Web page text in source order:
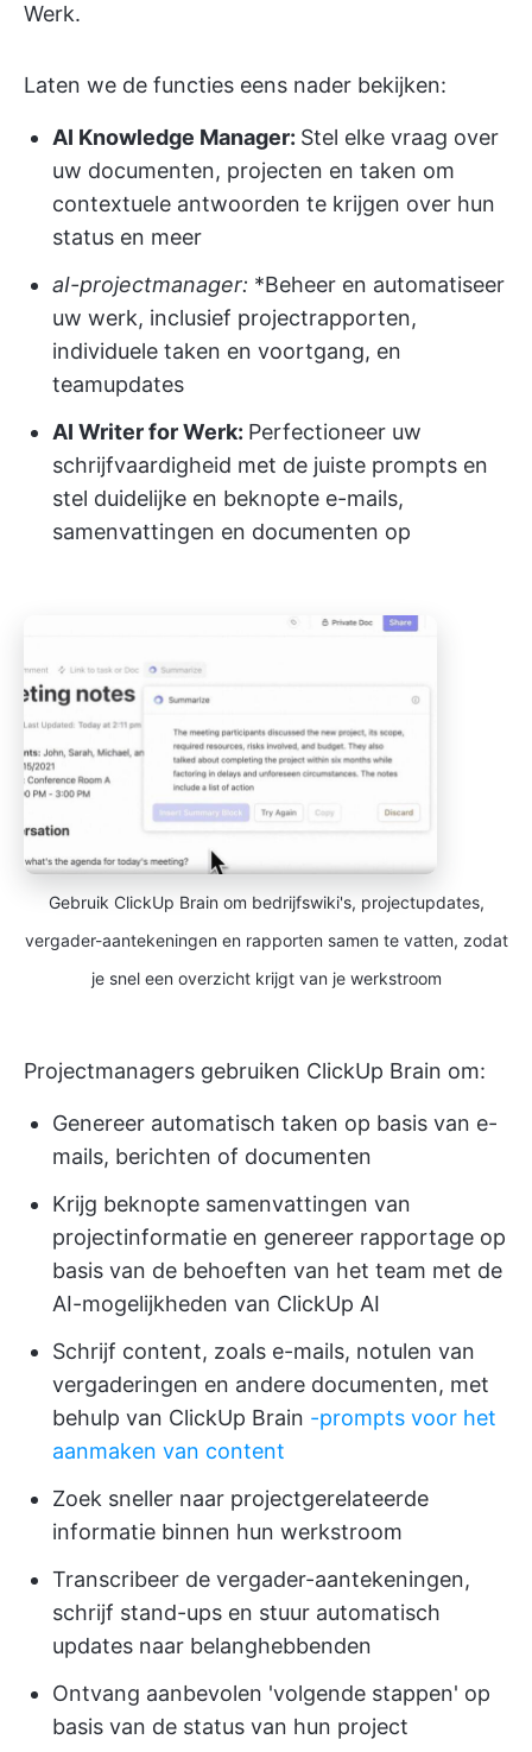
Werk.
Laten we de functies eens nader bekijken:
AI Knowledge Manager: Stel elke vraag over
uw documenten, projecten en taken om
contextuele antwoorden te krijgen over hun
status en meer
aI-projectmanager: *Beheer en automatiseer
uw werk, inclusief projectrapporten,
individuele taken en voortgang, en
teamupdates
AI Writer for Werk: Perfectioneer uw
schrijfvaardigheid met de juiste prompts en
stel duidelijke en beknopte e-mails,
samenvattingen en documenten op
Gebruik ClickUp Brain om bedrijfswiki's, projectupdates,
vergader-aantekeningen en rapporten samen te vatten, zodat
je snel een overzicht krijgt van je werkstroom
Projectmanagers gebruiken ClickUp Brain om:
Genereer automatisch taken op basis van e-
mails, berichten of documenten
Krijg beknopte samenvattingen van
projectinformatie en genereer rapportage op
basis van de behoeften van het team met de
AI-mogelijkheden van ClickUp AI
Schrijf content, zoals e-mails, notulen van
vergaderingen en andere documenten, met
behulp van ClickUp Brain -prompts voor het
aanmaken van content
Zoek sneller naar projectgerelateerde
informatie binnen hun werkstroom
Transcribeer de vergader-aantekeningen,
schrijf stand-ups en stuur automatisch
updates naar belanghebbenden
Ontvang aanbevolen 'volgende stappen' op
basis van de status van hun project